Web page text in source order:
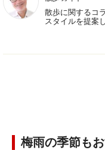
散歩に関するコ
スタイルを提案
梅雨の季節も